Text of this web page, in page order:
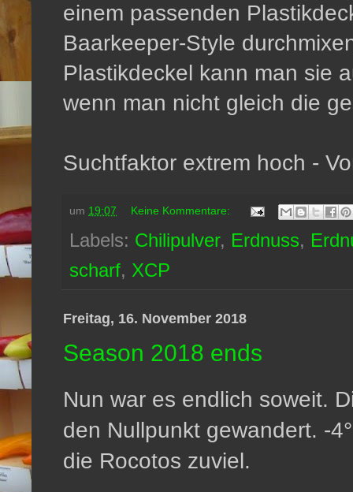
einem passenden
Baarkeeper-Style
Plastikdeckel kann man sie
wenn man nicht gleich die
Suchtfaktor extrem hoch -
um 19:07 Keine Kommentare:
Labels: Chilipulver, Erdnuss,
scharf, XCP
Freitag, 16. November 2018
Season 2018 ends
Nun war es endlich soweit.
den Nullpunkt gewandert. -
die Rocotos zuviel.